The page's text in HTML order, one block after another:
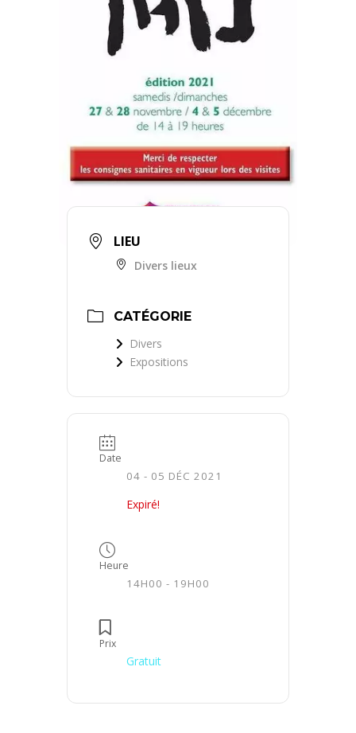
LIEU
Divers lieux
CATÉGORIE
Divers
Expositions
Date
04 - 05 DÉC 2021
Expiré!
Heure
14H00 - 19H00
Prix
Gratuit